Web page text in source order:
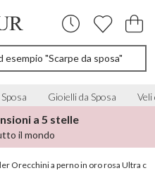
esempio "Scarpe da sposa"
Gioielli da Sposa Veli
a 5 stelle
il mondo
Orecchini a perno in oro rosa Ultra